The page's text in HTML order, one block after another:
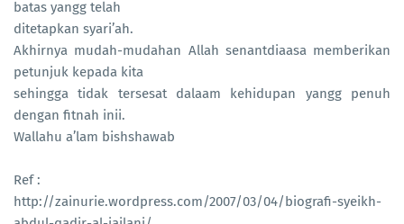
batas yangg telah
ditetapkan syari’ah.
Akhirnya mudah-mudahan Allah senantdiaasa memberikan
petunjuk kepada kita
sehingga tidak tersesat dalaam kehidupan yangg penuh
dengan fitnah inii.
Wallahu a’lam bishshawab
Ref :
http://zainurie.wordpress.com/2007/03/04/biografi-syeikh-